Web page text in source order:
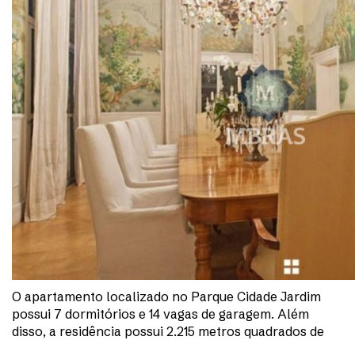
O apartamento localizado no Parque Cidade Jardim
possui 7 dormitórios e 14 vagas de garagem. Além
disso, a residência possui 2.215 metros quadrados de